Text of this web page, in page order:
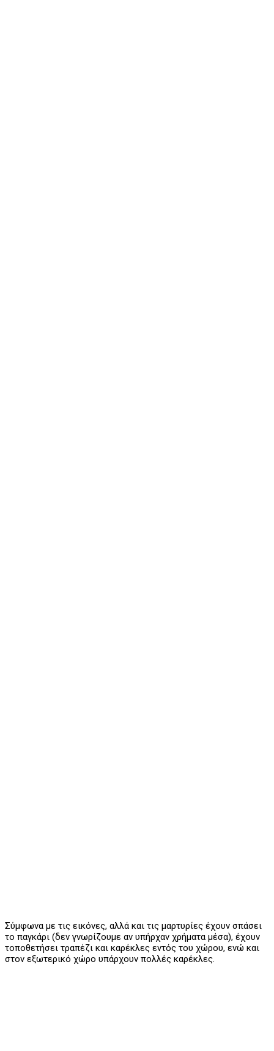
Σύμφωνα με τις εικόνες, αλλά και τις μαρτυρίες έχουν σπάσει
το παγκάρι (δεν γνωρίζουμε αν υπήρχαν χρήματα μέσα), έχουν
τοποθετήσει τραπέζι και καρέκλες εντός του χώρου, ενώ και
στον εξωτερικό χώρο υπάρχουν πολλές καρέκλες.